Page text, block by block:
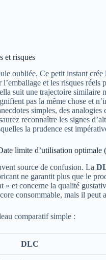
et risques
oubliée. Ce petit instant
l’emballage et les risques
suit une trajectoire similaire
pas la même chose et
simples, des
reconnaître les signes
la prudence est
limite d’utilisation
source de confusion. La
ne garantit plus que le
» et concerne la qualité
consommable, mais il peut
comparatif simple :
DLC